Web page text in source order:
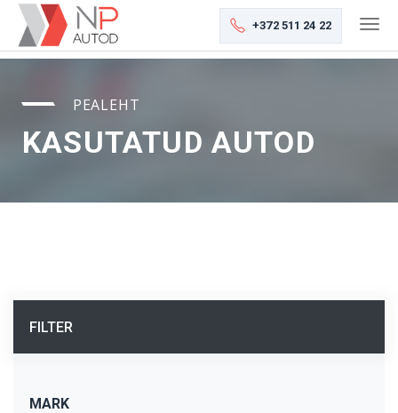
+372 511 24 22
PEALEHT
KASUTATUD AUTOD
FILTER
MARK